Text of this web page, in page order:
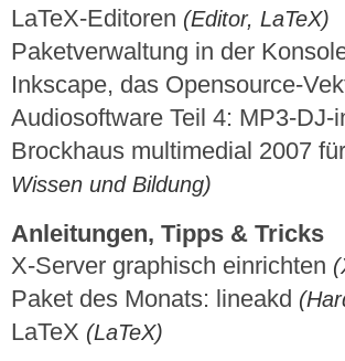
LaTeX-Editoren (Editor, LaTeX)
Paketverwaltung in der
Inkscape, das Opensource-
Audiosoftware Teil 4: MP3-DJ-
Brockhaus multimedial 2007
Wissen und Bildung)
Anleitungen, Tipps & Tricks
X-Server graphisch einrichten
Paket des Monats: lineakd
LaTeX (LaTeX)